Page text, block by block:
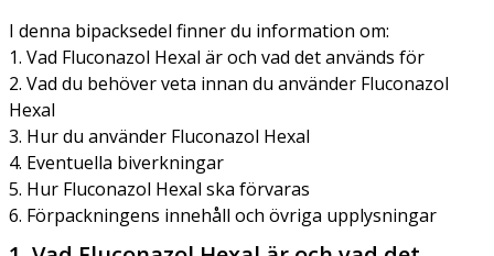
I denna bipacksedel finner du information om:
1. Vad Fluconazol Hexal är och vad det används för
2. Vad du behöver veta innan du använder Fluconazol
Hexal
3. Hur du använder Fluconazol Hexal
4. Eventuella biverkningar
5. Hur Fluconazol Hexal ska förvaras
6. Förpackningens innehåll och övriga upplysningar